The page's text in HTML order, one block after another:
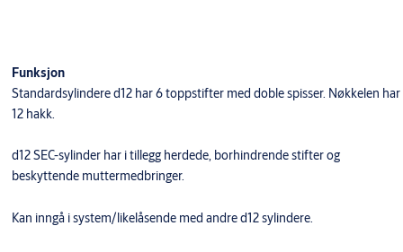
Funksjon
Standardsylindere d12 har 6 toppstifter med doble spisser. Nøkkelen har
12 hakk.
d12 SEC-sylinder har i tillegg herdede, borhindrende stifter og
beskyttende muttermedbringer.
​Kan inngå i system/likelåsende med andre d12 sylindere.